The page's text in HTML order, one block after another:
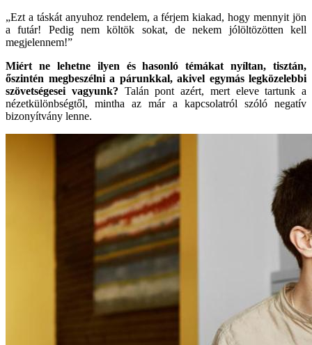
„Ezt a táskát anyuhoz rendelem, a férjem kiakad, hogy mennyit jön
a futár! Pedig nem költök sokat, de nekem jólöltözötten kell
megjelennem!”
Miért ne lehetne ilyen és hasonló témákat nyíltan, tisztán,
őszintén megbeszélni a párunkkal, akivel egymás legközelebbi
szövetségesei vagyunk? Talán pont azért, mert eleve tartunk a
nézetkülönbségtől, mintha az már a kapcsolatról szóló negatív
bizonyítvány lenne.